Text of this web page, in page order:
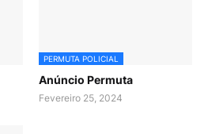
PERMUTA POLICIAL
Anúncio Permuta
Fevereiro 25, 2024